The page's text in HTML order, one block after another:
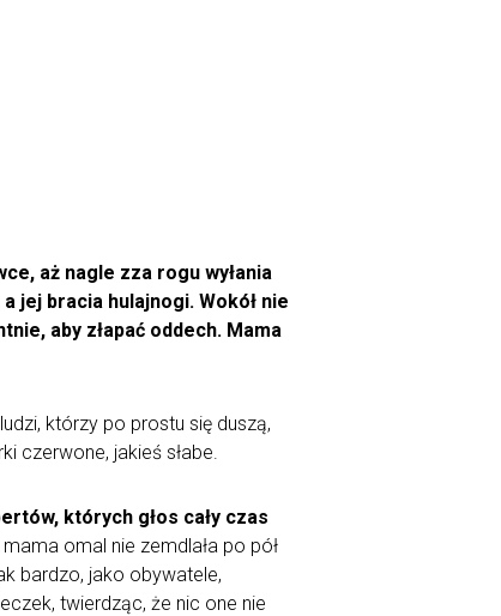
aż nagle zza rogu wyłania
jej bracia hulajnogi. Wokół nie
aby złapać oddech. Mama
którzy po prostu się duszą,
czerwone, jakieś słabe.
których głos cały czas
omal nie zemdlała po pół
bardzo, jako obywatele,
twierdząc, że nic one nie